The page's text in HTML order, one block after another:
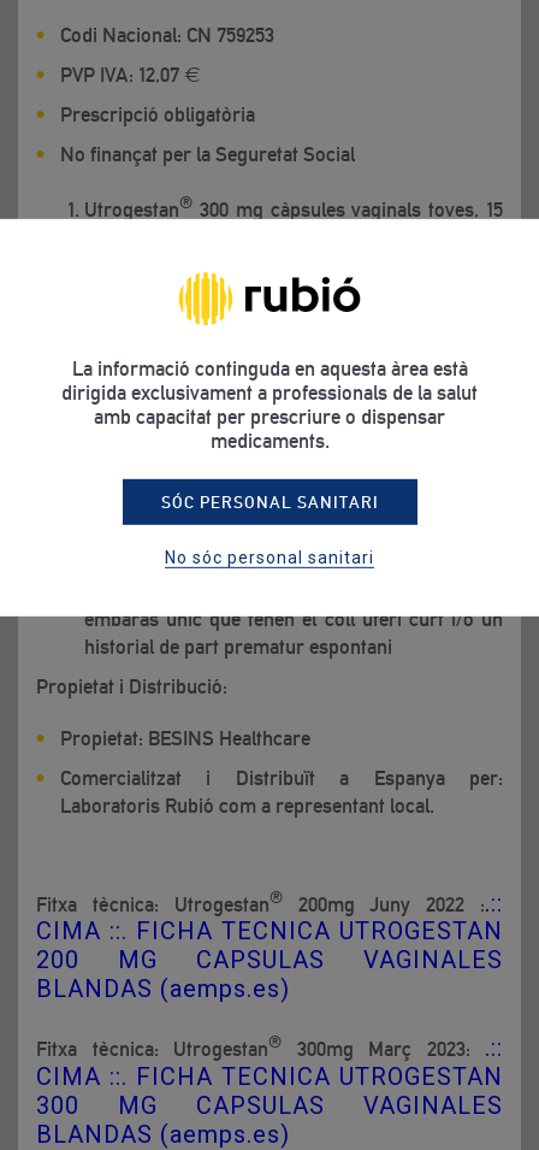
Codi Nacional: CN 759253
PVP IVA: 12,07 €
Prescripció obligatòria
No finançat per la Seguretat Social
Utrogestan® 300 mg càpsules vaginals toves, 15
Codi Nacional: CN 762983
PVP IVA: 18,73 €
Prescripció obligatòria
No finançat per la Seguretat Social
Suplementació de la fase lútia durant els cicles
embaràs únic que tenen el coll uterí curt i/o un
historial de part prematur espontani
Propietat i Distribució:
Propietat: BESINS Healthcare
Comercialitzat i Distribuït a Espanya per:
Laboratoris Rubió com a representant local.
Fitxa tècnica: Utrogestan®200mg Juny 2022 :.::
CIMA ::. FICHA TECNICA UTROGESTAN
200 MG CAPSULAS VAGINALES
BLANDAS (aemps.es)
Fitxa tècnica: Utrogestan® 300mg Març 2023: .::
CIMA ::. FICHA TECNICA UTROGESTAN
300 MG CAPSULAS VAGINALES
BLANDAS (aemps.es)
La informació continguda en aquesta àrea està
dirigida exclusivament a professionals de la salut
amb capacitat per prescriure o dispensar
medicaments.
SÓC PERSONAL SANITARI
No sóc personal sanitari